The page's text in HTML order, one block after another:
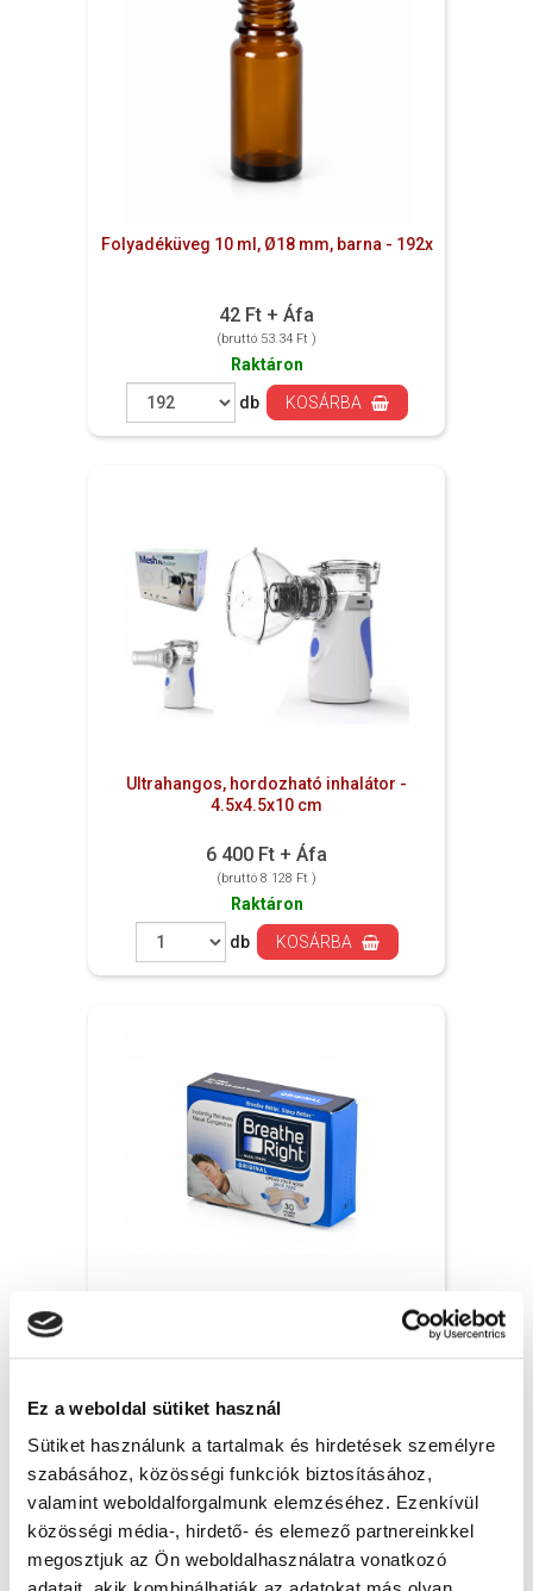
Ez a weboldal sütiket használ
Sütiket használunk a tartalmak és hirdetések személyre
szabásához, közösségi funkciók biztosításához,
valamint weboldalforgalmunk elemzéséhez. Ezenkívül
közösségi média-, hirdető- és elemező partnereinkkel
megosztjuk az Ön weboldalhasználatra vonatkozó
Folyadéküveg 10 ml, Ø18 mm, barna - 192x
42 Ft + Áfa
(bruttó 53.34 Ft )
Raktáron
db
KOSÁRBA
Ultrahangos, hordozható inhalátor -
4.5x4.5x10 cm
6 400 Ft + Áfa
(bruttó 8 128 Ft )
Raktáron
db
KOSÁRBA
Breathe Right orrtapasz Original, S/M – 30x
(bruttó 7 874 Ft )
Raktáron
db
KOSÁRBA